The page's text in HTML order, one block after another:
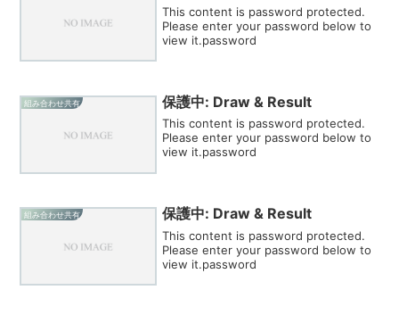
This content is password protected.
Please enter your password below to
view it.password
組み合わせ共有 保護中: Draw & Result
This content is password protected.
Please enter your password below to
view it.password
組み合わせ共有 保護中: Draw & Result
This content is password protected.
Please enter your password below to
view it.password